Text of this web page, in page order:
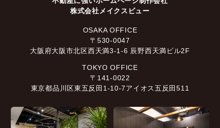
株式会社メイクスビュー
OSAKA OFFICE
〒530-0047
大阪府大阪市北区西天満3-1-6 辰野西天満ビル2F
TOKYO OFFICE
〒141-0022
東京都品川区東五反田1-10-7アイオス五反田511